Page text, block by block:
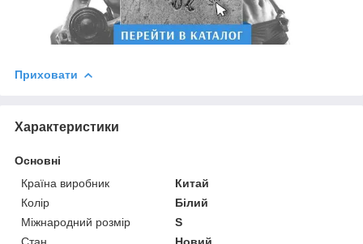
Приховати
Характеристики
Основні
Країна виробник
Китай
Колір
Білий
Міжнародний розмір
S